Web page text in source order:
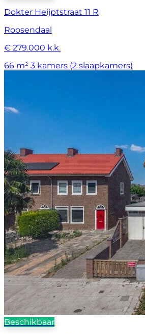
Dokter Heijptstraat 11 R
Roosendaal
€ 279.000 k.k.
66 m² 3 kamers (2 slaapkamers)
Beschikbaar